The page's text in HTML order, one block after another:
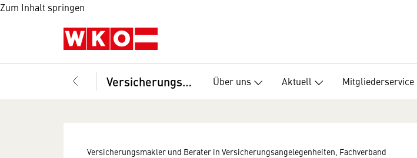
Zum Inhalt springen
Versicherungsmakler und Berater in Versicherungsangelegenheiten, Fachverband Über uns Aktuell Mitgliederservice
Versicherungsmakler und Berater in Versicherungsangelegenheiten, Fachverband